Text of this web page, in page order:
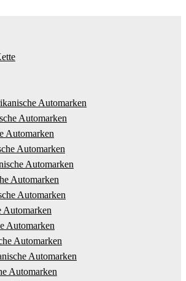
Automarken
Automarken
Automarken
Automarken
Automarken
Automarken
Automarken
Automarken
Automarken
Automarken
Automarken
Automarken